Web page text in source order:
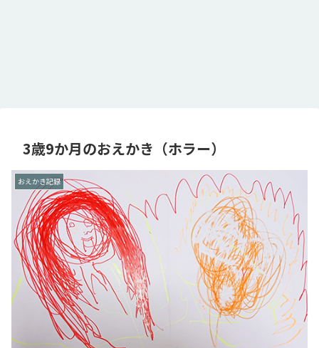
3歳9か月のおえかき（ホラー）
おえかき記録